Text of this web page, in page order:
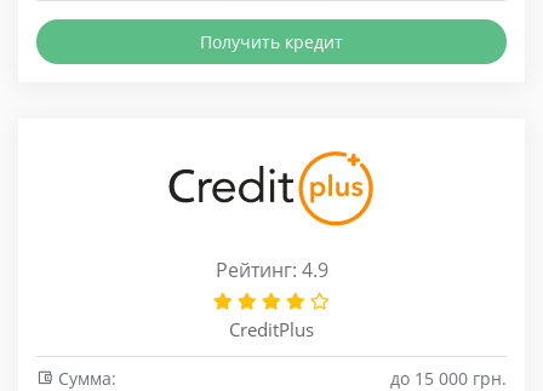
Получить кредит
Рейтинг: 4.9
CreditPlus
Сумма:
до 15 000 грн.